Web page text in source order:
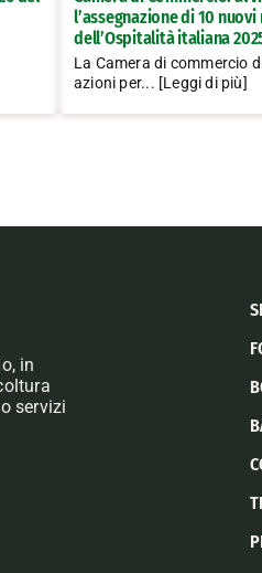
l’assegnazione di 10
dell’Ospitalità italiana
La Camera di commercio
azioni per... [Leggi di più]
in
servizi